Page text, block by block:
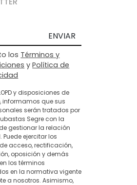
ENVIAR
los Términos y
yPolítica de
y disposiciones de
informamos que sus
serán tratados por
Segre con la
gestionar la relación
Puede ejercitar los
acceso, rectificación,
oposición y demás
los términos
en la normativa vigente
a nosotros. Asimismo,